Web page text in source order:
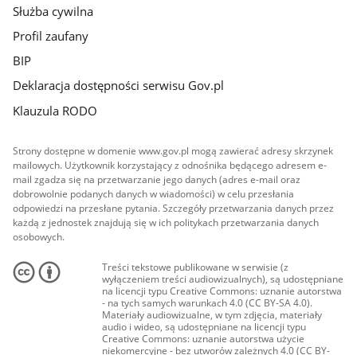
Służba cywilna
Profil zaufany
BIP
Deklaracja dostępności serwisu Gov.pl
Klauzula RODO
Strony dostępne w domenie www.gov.pl mogą zawierać adresy skrzynek
mailowych. Użytkownik korzystający z odnośnika będącego adresem e-
mail zgadza się na przetwarzanie jego danych (adres e-mail oraz
dobrowolnie podanych danych w wiadomości) w celu przesłania
odpowiedzi na przesłane pytania. Szczegóły przetwarzania danych przez
każdą z jednostek znajdują się w ich politykach przetwarzania danych
osobowych.
Treści tekstowe publikowane w serwisie (z
wyłączeniem treści audiowizualnych), są udostępniane
na licencji typu Creative Commons: uznanie autorstwa
- na tych samych warunkach 4.0 (CC BY-SA 4.0).
Materiały audiowizualne, w tym zdjęcia, materiały
audio i wideo, są udostępniane na licencji typu
Creative Commons: uznanie autorstwa użycie
niekomercyjne - bez utworów zależnych 4.0 (CC BY-